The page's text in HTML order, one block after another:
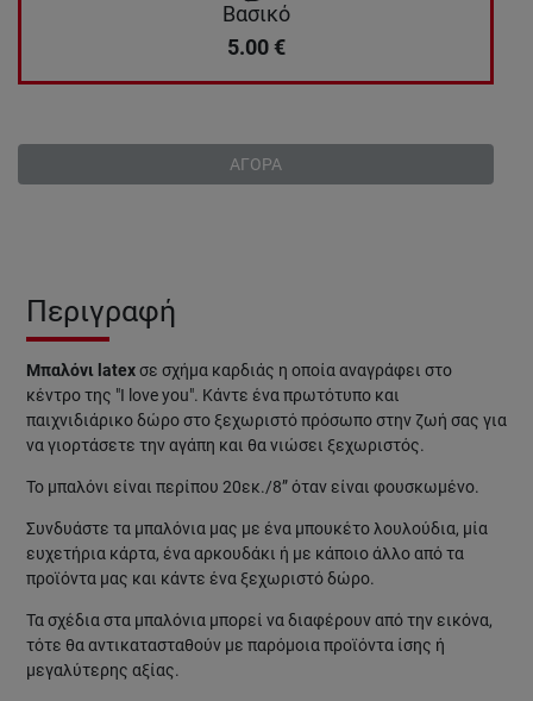
Βασικό
5.00 €
ΑΓΟΡΑ
Περιγραφή
Μπαλόνι latexσε σχήμα καρδιάς η οποία αναγράφει στο
κέντρο της "I love you". Κάντε ένα πρωτότυπο και
παιχνιδιάρικο δώρο στο ξεχωριστό πρόσωπο στην ζωή σας για
να γιορτάσετε την αγάπη και θα νιώσει ξεχωριστός.
Το μπαλόνι είναι περίπου 20εκ./8” όταν είναι φουσκωμένο.
Συνδυάστε τα μπαλόνια μας με ένα μπουκέτο λουλούδια, μία
ευχετήρια κάρτα, ένα αρκουδάκι ή με κάποιο άλλο από τα
προϊόντα μας και κάντε ένα ξεχωριστό δώρο.
Τα σχέδια στα μπαλόνια μπορεί να διαφέρουν από την εικόνα,
τότε θα αντικατασταθούν με παρόμοια προϊόντα ίσης ή
μεγαλύτερης αξίας.